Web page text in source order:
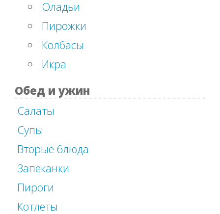
Оладьи
Пирожки
Колбасы
Икра
Обед и ужин
Салаты
Супы
Вторые блюда
Запеканки
Пироги
Котлеты